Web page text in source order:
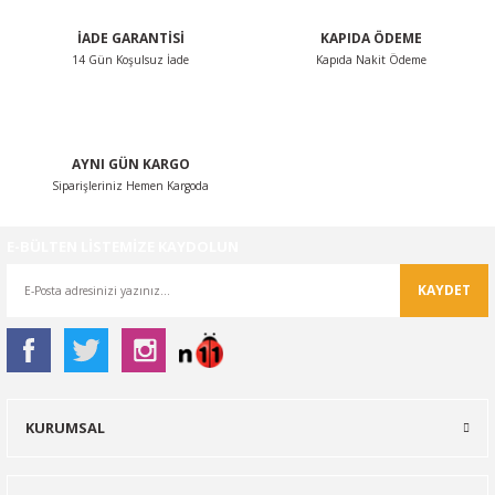
İADE GARANTİSİ
14 Gün Koşulsuz İade
KAPIDA ÖDEME
Kapıda Nakit Ödeme
AYNI GÜN KARGO
Siparişleriniz Hemen Kargoda
KAYDET
KURUMSAL